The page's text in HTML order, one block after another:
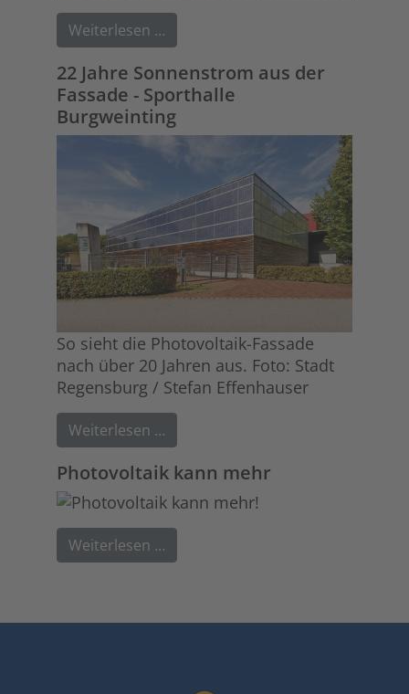
Weiterlesen …
22 Jahre Sonnenstrom aus der
Fassade - Sporthalle
Burgweinting
So sieht die Photovoltaik-Fassade
nach über 20 Jahren aus. Foto: Stadt
Regensburg / Stefan Effenhauser
Weiterlesen …
Photovoltaik kann mehr
Weiterlesen …